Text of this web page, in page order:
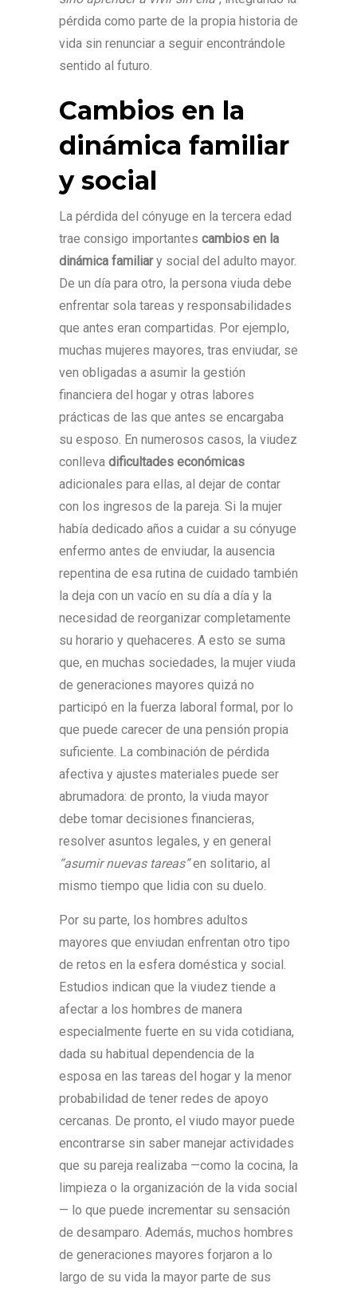
pérdida como parte de la propia historia de
vida sin renunciar a seguir encontrándole
sentido al futuro.
Cambios en la
dinámica familiar
y social
La pérdida del cónyuge en la tercera edad
trae consigo importantes cambios en la
dinámica familiary social del adulto mayor.
De un día para otro, la persona viuda debe
enfrentar sola tareas y responsabilidades
que antes eran compartidas. Por ejemplo,
muchas mujeres mayores, tras enviudar, se
ven obligadas a asumir la gestión
financiera del hogar y otras labores
prácticas de las que antes se encargaba
su esposo. En numerosos casos, la viudez
conlleva dificultades económicas
adicionales para ellas, al dejar de contar
con los ingresos de la pareja. Si la mujer
había dedicado años a cuidar a su cónyuge
enfermo antes de enviudar, la ausencia
repentina de esa rutina de cuidado también
la deja con un vacío en su día a día y la
necesidad de reorganizar completamente
su horario y quehaceres. A esto se suma
que, en muchas sociedades, la mujer viuda
de generaciones mayores quizá no
participó en la fuerza laboral formal, por lo
que puede carecer de una pensión propia
suficiente. La combinación de pérdida
afectiva y ajustes materiales puede ser
abrumadora: de pronto, la viuda mayor
debe tomar decisiones financieras,
resolver asuntos legales, y en general
“asumir nuevas tareas”en solitario, al
mismo tiempo que lidia con su duelo.
Por su parte, los hombres adultos
mayores que enviudan enfrentan otro tipo
de retos en la esfera doméstica y social.
Estudios indican que la viudez tiende a
afectar a los hombres de manera
especialmente fuerte en su vida cotidiana,
dada su habitual dependencia de la
esposa en las tareas del hogar y la menor
probabilidad de tener redes de apoyo
cercanas. De pronto, el viudo mayor puede
encontrarse sin saber manejar actividades
que su pareja realizaba —como la cocina, la
limpieza o la organización de la vida social
— lo que puede incrementar su sensación
de desamparo. Además, muchos hombres
de generaciones mayores forjaron a lo
largo de su vida la mayor parte de sus